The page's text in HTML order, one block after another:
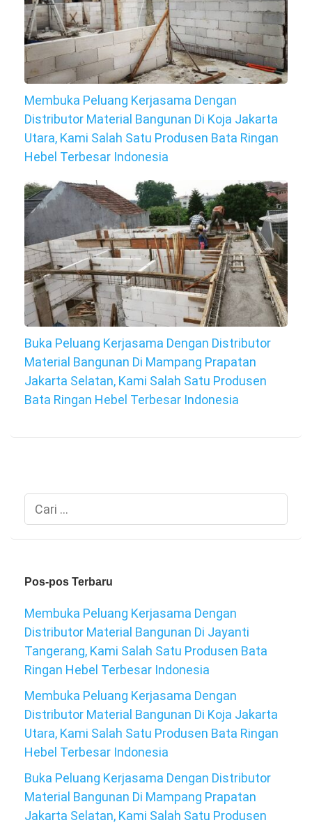
Membuka Peluang Kerjasama Dengan
Distributor Material Bangunan Di Koja Jakarta
Utara, Kami Salah Satu Produsen Bata Ringan
Hebel Terbesar Indonesia
Buka Peluang Kerjasama Dengan Distributor
Material Bangunan Di Mampang Prapatan
Jakarta Selatan, Kami Salah Satu Produsen
Bata Ringan Hebel Terbesar Indonesia
Cari
untuk:
Pos-pos Terbaru
Membuka Peluang Kerjasama Dengan
Distributor Material Bangunan Di Jayanti
Tangerang, Kami Salah Satu Produsen Bata
Ringan Hebel Terbesar Indonesia
Membuka Peluang Kerjasama Dengan
Distributor Material Bangunan Di Koja Jakarta
Utara, Kami Salah Satu Produsen Bata Ringan
Hebel Terbesar Indonesia
Buka Peluang Kerjasama Dengan Distributor
Material Bangunan Di Mampang Prapatan
Jakarta Selatan, Kami Salah Satu Produsen